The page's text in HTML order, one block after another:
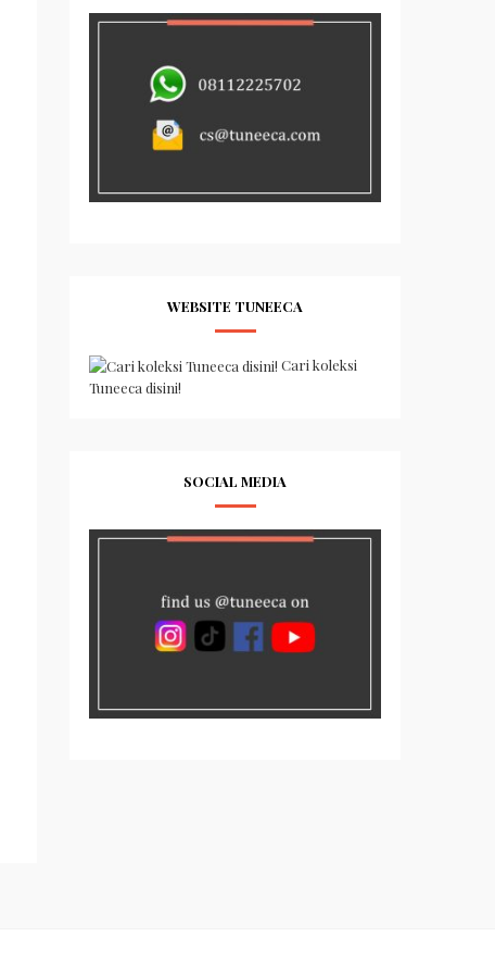
WEBSITE TUNEECA
Cari koleksi
Tuneeca disini!
SOCIAL MEDIA